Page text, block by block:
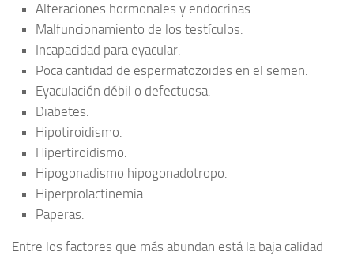
Alteraciones hormonales y endocrinas.
Malfuncionamiento de los testículos.
Incapacidad para eyacular.
Poca cantidad de espermatozoides en el semen.
Eyaculación débil o defectuosa.
Diabetes.
Hipotiroidismo.
Hipertiroidismo.
Hipogonadismo hipogonadotropo.
Hiperprolactinemia.
Paperas.
Entre los factores que más abundan está la baja calidad